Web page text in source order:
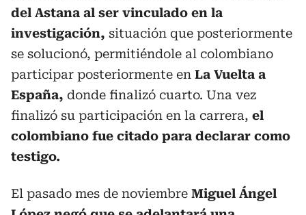
del Astana al ser vinculado en la
investigación, situación que posteriormente
se solucionó, permitiéndole al colombiano
participar posteriormente en La Vuelta a
España, donde finalizó cuarto. Una vez
finalizó su participación en la carrera, el
colombiano fue citado para declarar como
testigo.
El pasado mes de noviembre Miguel Ángel